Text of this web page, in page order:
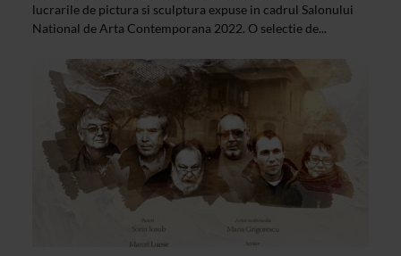
lucrarile de pictura si sculptura expuse in cadrul Salonului
National de Arta Contemporana 2022. O selectie de...